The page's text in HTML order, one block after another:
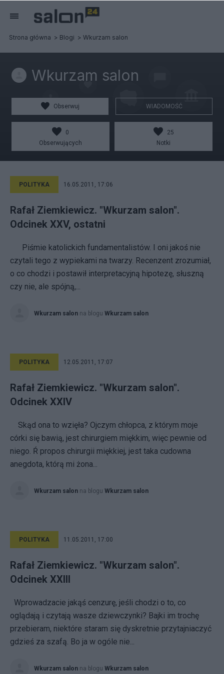
Strona główna Blogi Wkurzam salon
Wkurzam salon
Obserwuj WIADOMOŚĆ
0
Obserwujących
25
Notki
POLITYKA 16.05.2011, 17:06
Rafał Ziemkiewicz. "Wkurzam salon".
Odcinek XXV, ostatni
Piśmie katolickich fundamentalistów. I oni jakoś nie
czytali tego z wypiekami na twarzy. Recenzent zrozumiał,
o co chodzi i postawił interpretacyjną hipotezę, słuszną
czy nie, ale spójną,...
Wkurzam salon na blogu Wkurzam salon
POLITYKA 12.05.2011, 17:07
Rafał Ziemkiewicz. "Wkurzam salon".
Odcinek XXIV
Skąd ona to wzięła? Ojczym chłopca, z którym moje
córki się bawią, jest chirurgiem miękkim, więc pewnie od
niego. Ŕ propos chirurgii miękkiej, jest taka cudowna
anegdota, którą mi żona...
Wkurzam salon na blogu Wkurzam salon
POLITYKA 11.05.2011, 17:00
Rafał Ziemkiewicz. "Wkurzam salon".
Odcinek XXIII
Wprowadzacie jakąś cenzurę, jeśli chodzi o to, co
oglądają i czytają wasze dziewczynki? Bajki im trochę
przebieram, niektóre staram się dyskretnie przytajniaczyć
gdzieś za szafą. Bo ja w ogóle nie...
Wkurzam salon na blogu Wkurzam salon